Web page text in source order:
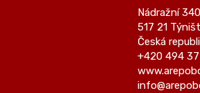
Nádražní 340
517 21
Česká
+420 494